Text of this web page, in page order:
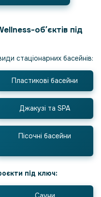
обʼєктів під
стаціонарних басейнів:
Пластикові басейни
Джакузі та SPA
Пісочні басейни
під ключ: